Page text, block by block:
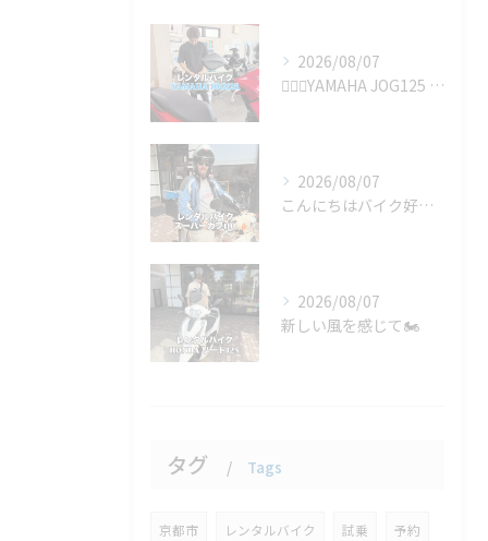
2026/08/07
🚴‍♂️✨YAMAHA JOG125 の1ヶ月レンタルをご利...
2026/08/07
こんにちはバイク好きのみなさん！🏍️🌟 今日は驚きの旅のお供...
2026/08/07
新しい風を感じて🏍️
タグ Tags
京都市 レンタルバイク 試乗 予約